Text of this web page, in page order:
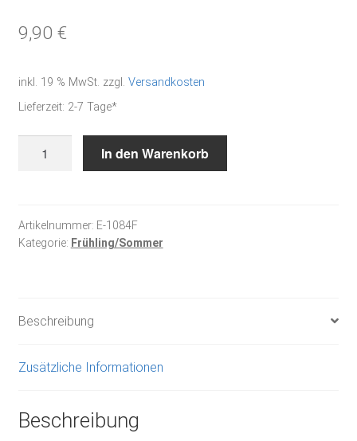
9,90 €
inkl. 19 % MwSt. zzgl. Versandkosten
Lieferzeit: 2-7 Tage*
-
Stickanleitung
In den Warenkorb
Artikelnummer: E-1084F
Kategorie: Frühling/Sommer
Beschreibung
Zusätzliche Informationen
Beschreibung